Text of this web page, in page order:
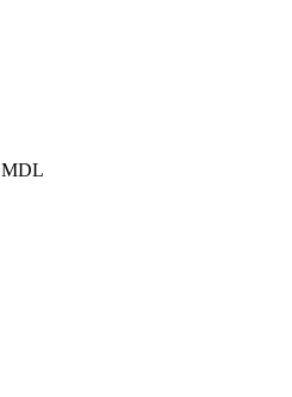
MDL